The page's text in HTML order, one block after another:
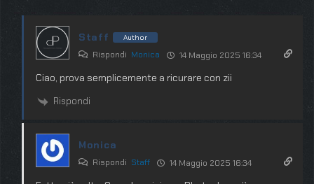
Staff Author
Rispondi Monica 14 Maggio 2025 16:34
Ciao, prova semplicemente a ricurare con zii
Rispondi
Monica
Rispondi Staff 14 Maggio 2025 16:34